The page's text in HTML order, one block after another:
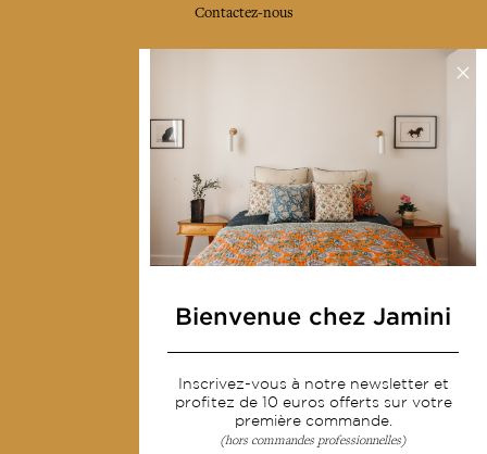
Contactez-nous
Déco & Linge de maison
Linge de table
Sacs & pochettes
Mode
Devenir revendeur
Notre communauté
Bienvenue chez Jamini
Inscrivez-vous à notre newsletter et
profitez de 10 euros offerts sur votre
première commande.
(hors commandes professionnelles)